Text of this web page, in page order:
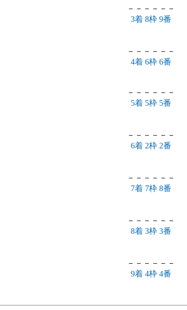
－－－－－－
3着 8枠 9番
－－－－－－
4着 6枠 6番
－－－－－－
5着 5枠 5番
－－－－－－
6着 2枠 2番
－－－－－－
7着 7枠 8番
－－－－－－
8着 3枠 3番
－－－－－－
9着 4枠 4番